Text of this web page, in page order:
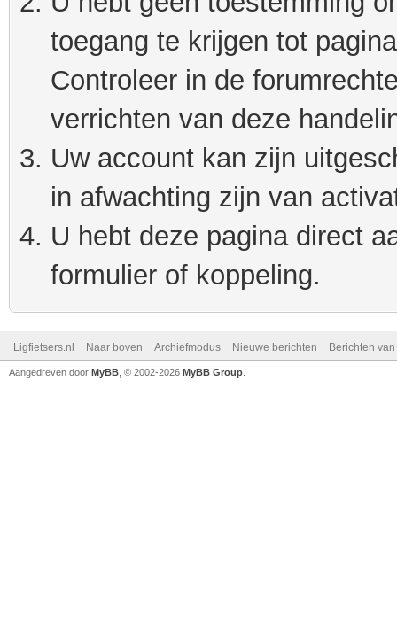
toegang te krijgen tot
Controleer in de
verrichten van deze
Uw account kan zijn
in afwachting zijn van
U hebt deze pagina direct
formulier of koppeling.
Ligfietsers.nl Naar boven Archiefmodus Nieuwe berichten Berichten
Aangedreven door MyBB , © 2002-2026 MyBB Group